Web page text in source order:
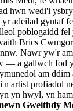
hwn wedi'i
adeilad gyntaf
poblogaidd
Brics
Nawr yw'r
— a gallwch fod
am ddim
artist profiadol
yn hwyl, yn
Gweithdy